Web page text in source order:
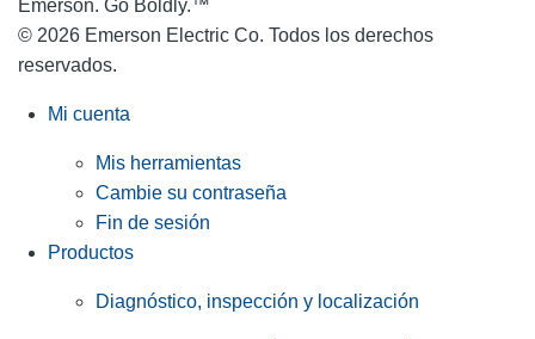
Emerson. Go Boldly.™
© 2026 Emerson Electric Co. Todos los derechos
reservados.
Mi cuenta
Mis herramientas
Cambie su contraseña
Fin de sesión
Productos
Diagnóstico, inspección y localización